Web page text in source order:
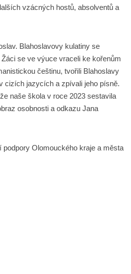
vzácných hostů, absolventů a
Blahoslavovy kulatiny se
se ve výuce vraceli ke kořenům
češtinu, tvořili Blahoslavy
cizích jazycích a zpívali jeho písně.
naše škola v roce 2023 sestavila
osobnosti a odkazu Jana
Olomouckého kraje a města